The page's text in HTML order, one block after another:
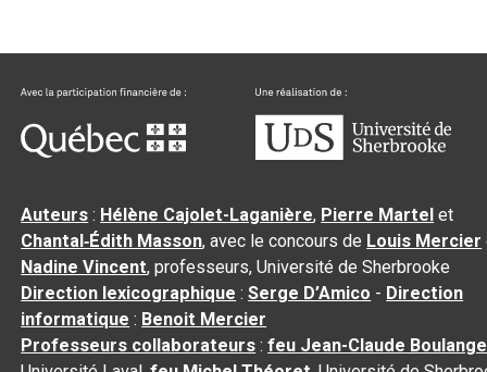
Auteurs : Hélène Cajolet-Laganière, Pierre Martel et
Chantal‑Édith Masson, avec le concours de Louis Mercier
Nadine Vincent, professeurs, Université de Sherbrooke
Direction lexicographique :Serge D’Amico - Direction
informatique : Benoit Mercier
Professeurs collaborateurs :feu Jean-Claude